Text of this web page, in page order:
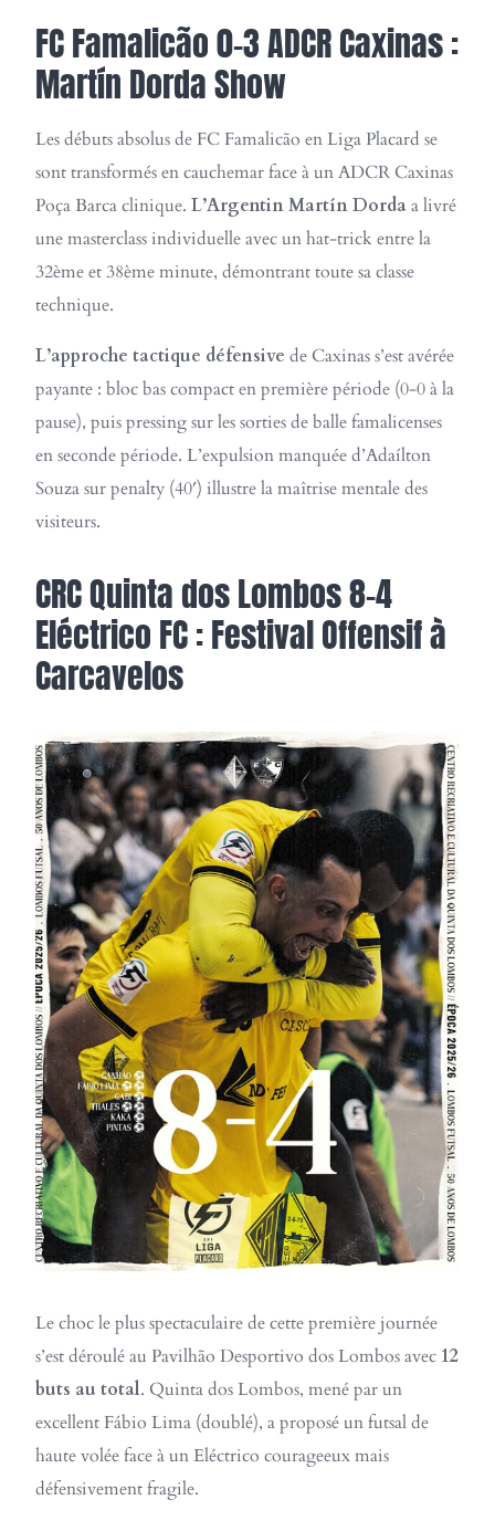
FC Famalicão 0-3 ADCR Caxinas :
Martín Dorda Show
Les débuts absolus de FC Famalicão en Liga Placard se
sont transformés en cauchemar face à un ADCR Caxinas
Poça Barca clinique. L’Argentin Martín Dordaa livré
une masterclass individuelle avec un hat-trick entre la
32ème et 38ème minute, démontrant toute sa classe
technique.
L’approche tactique défensive de Caxinas s’est avérée
payante : bloc bas compact en première période (0-0 à la
pause), puis pressing sur les sorties de balle famalicenses
en seconde période. L’expulsion manquée d’Adaílton
Souza sur penalty (40′) illustre la maîtrise mentale des
visiteurs.
CRC Quinta dos Lombos 8-4
Eléctrico FC : Festival Offensif à
Carcavelos
Le choc le plus spectaculaire de cette première journée
s’est déroulé au Pavilhão Desportivo dos Lombos avec 12
buts au total. Quinta dos Lombos, mené par un
excellent Fábio Lima (doublé), a proposé un futsal de
haute volée face à un Eléctrico courageeux mais
défensivement fragile.